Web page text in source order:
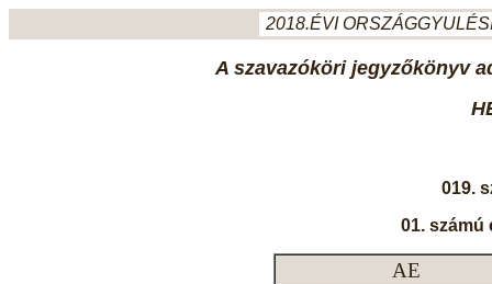
2018.ÉVI
A szavazóköri jegyzőkönyv
019.
01. számú
AE